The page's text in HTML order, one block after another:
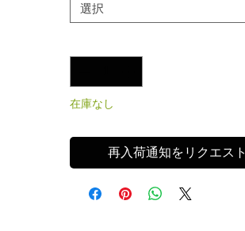
選択
在庫なし
再入荷通知をリクエスト